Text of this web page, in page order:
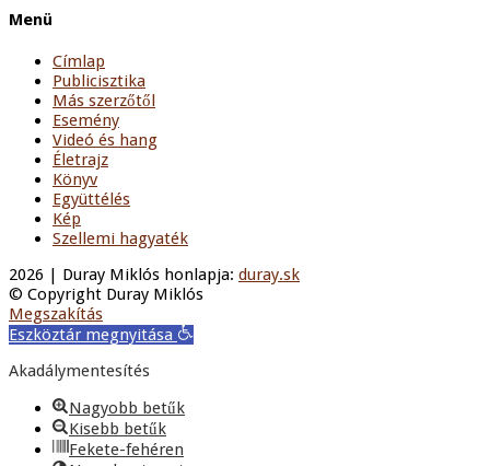
Menü
Címlap
Publicisztika
Más szerzőtől
Esemény
Videó és hang
Életrajz
Könyv
Együttélés
Kép
Szellemi hagyaték
2026 | Duray Miklós honlapja: duray.sk
© Copyright Duray Miklós
Megszakítás
Eszköztár megnyitása
Akadálymentesítés
Nagyobb betűk
Kisebb betűk
Fekete-fehéren